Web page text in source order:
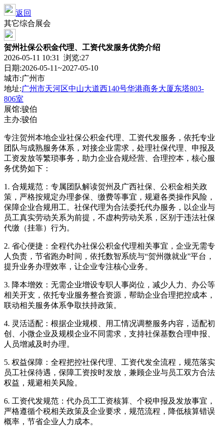
返回
其它综合展会
贺州社保公积金代理、工资代发服务优势介绍
2026-05-11 10:31 浏览:27
日期:2026-05-11~2027-05-10
城市:广州市
地址:广州市天河区中山大道西140号华港商务大厦东塔803-
806室
展馆:骏伯
主办:骏伯
专注贺州本地企业社保公积金代理、工资代发服务，依托专业
团队与成熟服务体系，对接企业需求，处理社保代理、申报及
工资发放等繁琐事务，助力企业合规经营、合理控本，核心服
务优势如下：
1. 合规规范：专属团队解读贺州及广西社保、公积金相关政
策，严格按规定办理参保、缴费等事宜，规避各类操作风险，
保障企业合规用工。社保代理为合法委托代办服务，以企业与
员工真实劳动关系为前提，不虚构劳动关系，区别于违法社保
代缴（挂靠）行为。
2. 省心便捷：全程代办社保公积金代理相关事宜，企业无需专
人负责，节省跑办时间，依托数智系统与“贺州微就业”平台，
提升业务办理效率，让企业专注核心业务。
3. 降本增效：无需企业增设专职人事岗位，减少人力、办公等
相关开支，依托专业服务整合资源，帮助企业合理把控成本，
联动相关服务体系争取扶持政策。
4. 灵活适配：根据企业规模、用工情况调整服务内容，适配初
创、小微企业及规模企业不同需求，支持社保基数合理申报、
人员增减及时办理。
5. 权益保障：全程把控社保代理、工资代发全流程，规范落实
员工社保待遇，保障工资按时发放，兼顾企业与员工双方合法
权益，规避相关风险。
6. 工资代发规范：代办员工工资核算、个税申报及发放事宜，
严格遵循个税相关政策及企业要求，规范流程，降低核算错误
概率，节省企业人力成本。